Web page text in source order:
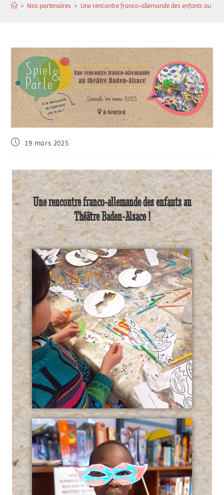
> Nos partenaires > Une rencontre franco-allemande des enfants au
19 mars 2025
Une rencontre franco-allemande des enfants au
Théâtre Baden-Alsace !